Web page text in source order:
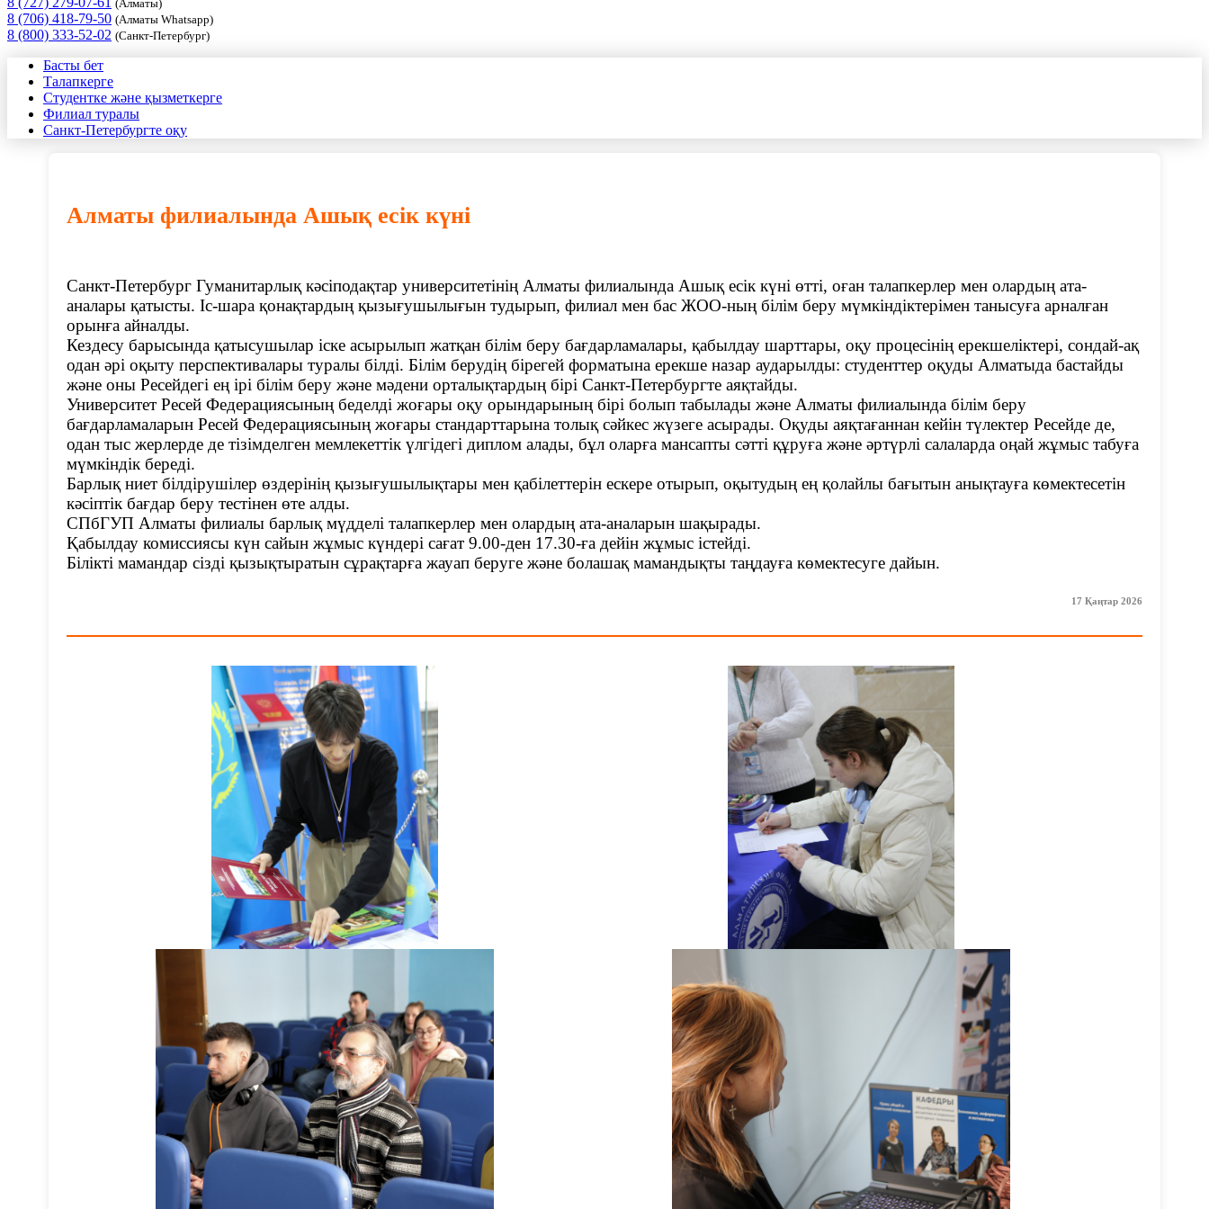
(Алматы)
8 (706) 418-79-50 (Алматы Whatsapp)
8 (800) 333-52-02 (Санкт-Петербург)
Басты бет
Талапкерге
Студентке және қызметкерге
Филиал туралы
Санкт-Петербургте оқу
Алматы филиалында Ашық есік күні
Санкт-Петербург Гуманитарлық кәсіподақтар университетінің Алматы филиалында Ашық есік күні өтті, оған талапкерлер мен олардың ата-
аналары қатысты. Іс-шара қонақтардың қызығушылығын тудырып, филиал мен бас ЖОО-ның білім беру мүмкіндіктерімен танысуға арналған
орынға айналды.
Кездесу барысында қатысушылар іске асырылып жатқан білім беру бағдарламалары, қабылдау шарттары, оқу процесінің ерекшеліктері, сондай-ақ
одан әрі оқыту перспективалары туралы білді. Білім берудің бірегей форматына ерекше назар аударылды: студенттер оқуды Алматыда бастайды
және оны Ресейдегі ең ірі білім беру және мәдени орталықтардың бірі Санкт-Петербургте аяқтайды.
Университет Ресей Федерациясының беделді жоғары оқу орындарының бірі болып табылады және Алматы филиалында білім беру
бағдарламаларын Ресей Федерациясының жоғары стандарттарына толық сәйкес жүзеге асырады. Оқуды аяқтағаннан кейін түлектер Ресейде де,
одан тыс жерлерде де тізімделген мемлекеттік үлгідегі диплом алады, бұл оларға мансапты сәтті құруға және әртүрлі салаларда оңай жұмыс табуға
мүмкіндік береді.
Барлық ниет білдірушілер өздерінің қызығушылықтары мен қабілеттерін ескере отырып, оқытудың ең қолайлы бағытын анықтауға көмектесетін
кәсіптік бағдар беру тестінен өте алды.
СПбГУП Алматы филиалы барлық мүдделі талапкерлер мен олардың ата-аналарын шақырады.
Қабылдау комиссиясы күн сайын жұмыс күндері сағат 9.00-ден 17.30-ға дейін жұмыс істейді.
Білікті мамандар сізді қызықтыратын сұрақтарға жауап беруге және болашақ мамандықты таңдауға көмектесуге дайын.
17 Қаңтар 2026